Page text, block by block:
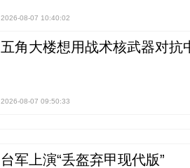
2026-08-07 10:40:02
五角大楼想用战术核武器对抗
2026-08-07 09:50:33
台军上演“丢盔弃甲现代版”